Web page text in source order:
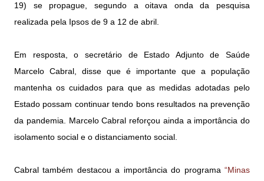
19) se propague, segundo a oitava onda da pesquisa
realizada pela Ipsos de 9 a 12 de abril.
Em resposta, o secretário de Estado Adjunto de Saúde
Marcelo Cabral, disse que é importante que a população
mantenha os cuidados para que as medidas adotadas pelo
Estado possam continuar tendo bons resultados na prevenção
da pandemia. Marcelo Cabral reforçou ainda a importância do
isolamento social e o distanciamento social.
Cabral também destacou a importância do programa “Minas